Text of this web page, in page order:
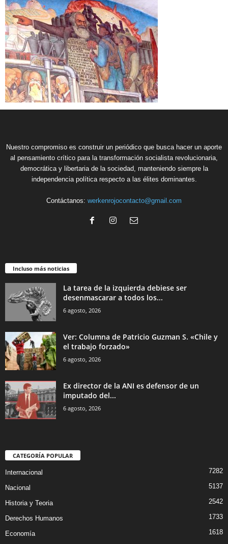
Nuestro compromiso es construir un periódico que busca hacer un aporte
al pensamiento crítico para la transformación socialista revolucionaria,
democrática y libertaria de la sociedad, manteniendo siempre la
independencia política respecto a las élites dominantes.
Contáctanos: werkenrojocontacto@gmail.com
Incluso más noticias
La tarea de la izquierda debiese ser
desenmascarar a todos los...
6 agosto, 2026
Ver: Columna de Patricio Guzman S. «Chile y
el trabajo forzado»
6 agosto, 2026
Ex director de la ANI es defensor de un
imputado del...
6 agosto, 2026
CATEGORÍA POPULAR
Internacional 7282
Nacional 5137
Historia y Teoria 2542
Derechos Humanos 1733
Economía
1618